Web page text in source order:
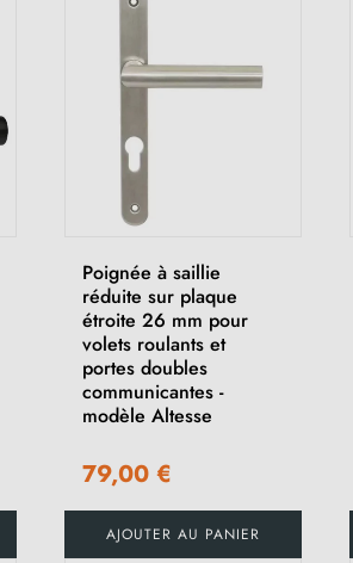
Poignée à saillie
réduite sur plaque
étroite 26 mm pour
volets roulants et
portes doubles
communicantes -
modèle Altesse
79,00 €
AJOUTER AU PANIER